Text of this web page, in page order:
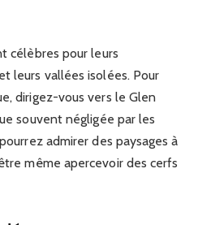
célèbres pour leurs
leurs vallées isolées. Pour
dirigez-vous vers le Glen
souvent négligée par les
admirer des paysages à
même apercevoir des cerfs